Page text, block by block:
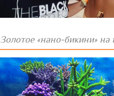
Золотое «нано-бикини» на